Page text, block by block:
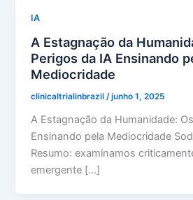
IA
A Estagnação da
Perigos da IA Ensinando
Mediocridade
clinicaltrialinbrazil/junho 1, 2025
A Estagnação da Humanidade:
Ensinando pela Mediocridade
Resumo: examinamos
emergente […]